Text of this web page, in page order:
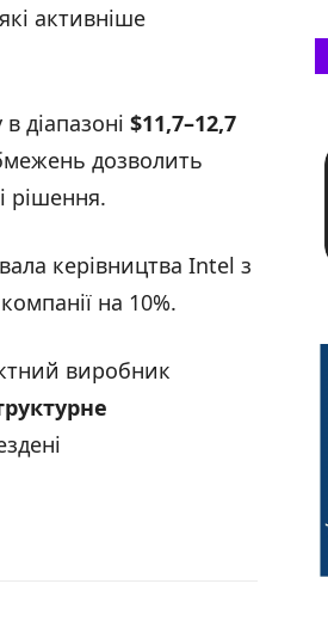
активніше
діапазоні $11,7–12,7
дозволить
рішення.
керівництва Intel з
на 10%.
виробник